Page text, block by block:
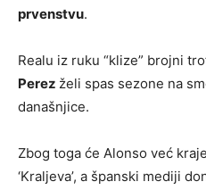
prvenstvu.
Realu iz ruku “klize” brojni
Perez želi spas sezone na
današnjice.
Zbog toga će Alonso već
‘Kraljeva’, a španski mediji